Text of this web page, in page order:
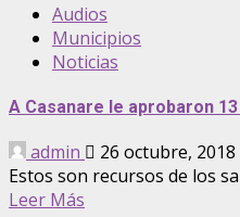
Audios
Municipios
Noticias
A Casanare le aprobaron
admin
26 octubre, 2018
Estos son recursos de los
Leer Más